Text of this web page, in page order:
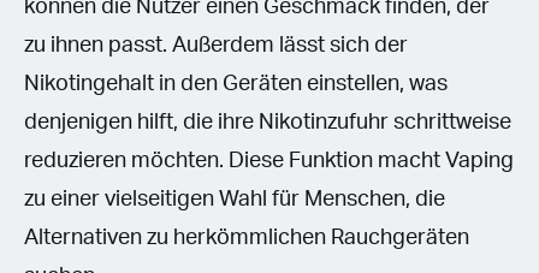
können die Nutzer einen Geschmack finden, der
zu ihnen passt. Außerdem lässt sich der
Nikotingehalt in den Geräten einstellen, was
denjenigen hilft, die ihre Nikotinzufuhr schrittweise
reduzieren möchten. Diese Funktion macht Vaping
zu einer vielseitigen Wahl für Menschen, die
Alternativen zu herkömmlichen Rauchgeräten